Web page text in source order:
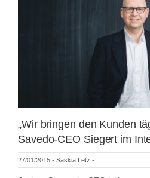
„Wir bringen den Kunden
Savedo-CEO Siegert im
27/01/2015 - Saskia Letz -